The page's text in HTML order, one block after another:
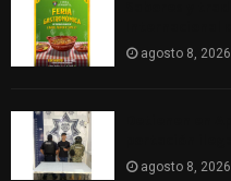
agosto 8, 2026
agosto 8, 2026